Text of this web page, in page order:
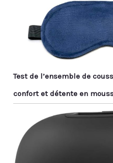
Test de l’ensemble de
confort et détente en